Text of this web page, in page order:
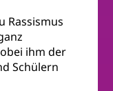
Rassismus
ihm der
Schülern